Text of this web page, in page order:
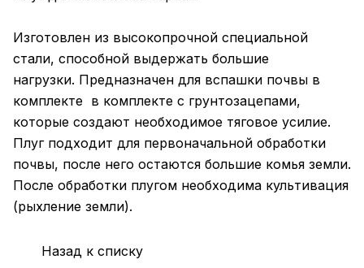
Изготовлен из высокопрочной специальной
стали, способной выдержать большие
нагрузки. Предназначен для вспашки почвы в
комплекте в комплекте с грунтозацепами,
которые создают необходимое тяговое усилие.
Плуг подходит для первоначальной обработки
почвы, после него остаются большие комья земли.
После обработки плугом необходима культивация
(рыхление земли).
Назад к списку